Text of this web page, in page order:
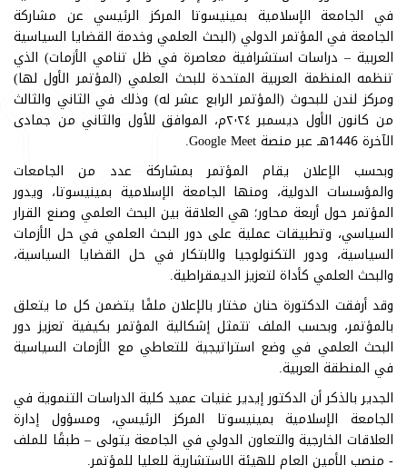
في الجامعة الإسلامية بمينيسوتا المركز الرئيسي عن مشاركة
الجامعة في المؤتمر الدولي (البحث العلمي وخدمة القضايا السياسية
العربية – دراسات استشرافية معاصرة في ظل تنامي الأزمات) الذي
تنظمه المنظمة العربية المتحدة للبحث العلمي (المؤتمر الأول لها)
ومركز لندن للبحوث (المؤتمر الرابع عشر له) وذلك في الثاني والثالث
من كانون الأول ديسمبر ٢٠٢٤م، الموافق للأول والثاني من جمادى
الآخرة 1446هـ عبر منصة Google Meet.
وبحسب الإعلان يقام المؤتمر بمشاركة عدد من الجامعات
والمؤسسات الدولية، ومنها الجامعة الإسلامية بمينيسوتا، ويدور
المؤتمر حول أربعة محاور؛ هي العلاقة بين البحث العلمي وصنع القرار
السياسي، وتطبيقات عملية على دور البحث العلمي في حل الأزمات
السياسية، ودور التكنولوجيا والابتكار في حل القضايا السياسية،
والبحث العلمي كأداة لتعزيز الديمقراطية.
وقد أرفقت الدكتورة حنان مختار بالإعلان ملفًا يتضمن كل ما يتعلق
بالمؤتمر، وبحسب الملف تتمثل إشكالية المؤتمر بكيفية تعزيز دور
البحث العلمي في وضع استراتيجية للتعاطي مع الأزمات السياسية
في المنطقة العربية.
الجدير بالذكر أن الدكتور إيدير غنيات عميد كلية الدراسات التنموية في
الجامعة الإسلامية بمينيسوتا المركز الرئيسي، ومسؤول إدارة
العلاقات الخارجية والتعاون الدولي في الجامعة يتولى – طبقًا للملف
- منصب الأمين العام للهيئة الاستشارية للعليا للمؤتمر.